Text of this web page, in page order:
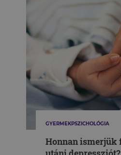
GYERMEKPSZICHOLÓGIA
Honnan ismerjük